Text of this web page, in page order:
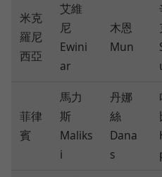
米克
羅尼
西亞
艾維
尼
Ewini
ar
木恩
Mun
菲律
賓
馬力
斯
Maliks
i
丹娜
絲
Dana
s